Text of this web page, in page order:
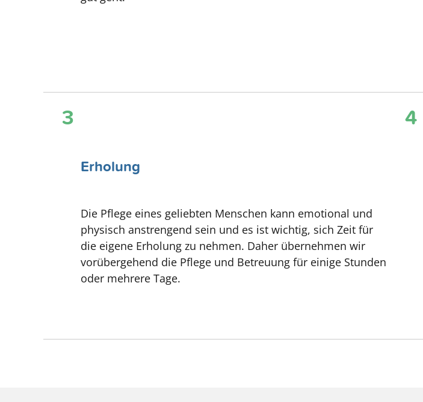
3
Erholung
Die Pflege eines geliebten Menschen kann emotional und
physisch anstrengend sein und es ist wichtig, sich Zeit für
die eigene Erholung zu nehmen. Daher übernehmen wir
vorübergehend die Pflege und Betreuung für einige Stunden
oder mehrere Tage.
4